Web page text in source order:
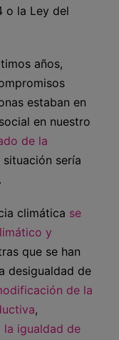
o la Ley del
años,
estaban en
en nuestro
de la
situación sería
climática se
y
que se han
desigualdad de
de la
,
la igualdad de